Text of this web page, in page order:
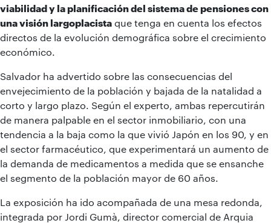
viabilidad y la planificación del sistema de pensiones con
una visión largoplacista que tenga en cuenta los efectos
directos de la evolución demográfica sobre el crecimiento
económico.
Salvador ha advertido sobre las consecuencias del
envejecimiento de la población y bajada de la natalidad a
corto y largo plazo. Según el experto, ambas repercutirán
de manera palpable en el sector inmobiliario, con una
tendencia a la baja como la que vivió Japón en los 90, y en
el sector farmacéutico, que experimentará un aumento de
la demanda de medicamentos a medida que se ensanche
el segmento de la población mayor de 60 años.
La exposición ha ido acompañada de una mesa redonda,
integrada por Jordi Gumà, director comercial de Arquia